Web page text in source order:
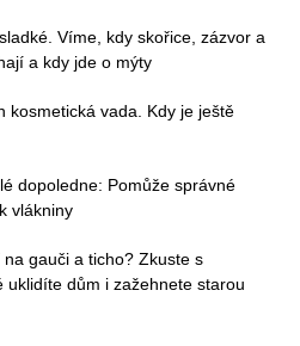
Víme, kdy skořice, zázvor a
a kdy jde o mýty
kosmetická vada. Kdy je ještě
dopoledne: Pomůže správné
vlákniny
gauči a ticho? Zkuste s
dům i zažehnete starou